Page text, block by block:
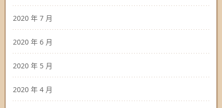
2020 年 7 月
2020 年 6 月
2020 年 5 月
2020 年 4 月